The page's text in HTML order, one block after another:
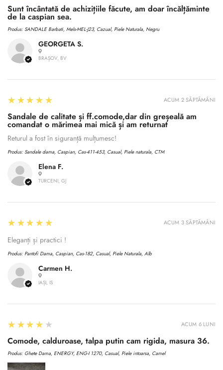
GEORGETA S.
BRAȘOV, BV
Sunt încântată de achizițiile făcute, am doar încălțăminte
de la caspian sea.
Produs: SANDALE Barbati, Mels-MEL-J23, Cazual, Piele Naturala, Negru
Elena F.
TURCENI, GJ
5
★★★★★
Sandale de calitate și ff.comode,dar din greșeală am
comandat o mărimea mai mică și am returnat
Returul a fost în siguranță mulțumesc!
Produs: Sandale dama, Caspian, Cas-411-453, Casual, Piele naturala, CTM
ACUM 2 SĂPTĂMÂNI
Carmen H.
IAȘI, IS
5
★★★★★
Eleganți și practici !
Produs: Pantofi Dama, Caspian, Cas-182, Casual, Piele Naturala, Alb
ACUM 3 SĂPTĂMÂNI
4
★★★★★
Comode, calduroase, talpa putin cam rigida, masura 36.
Produs: Ghete Dama, ENERGY, ENG-I 1270, Casual, Piele intoarsa, Camel
ACUM 6 LUNI